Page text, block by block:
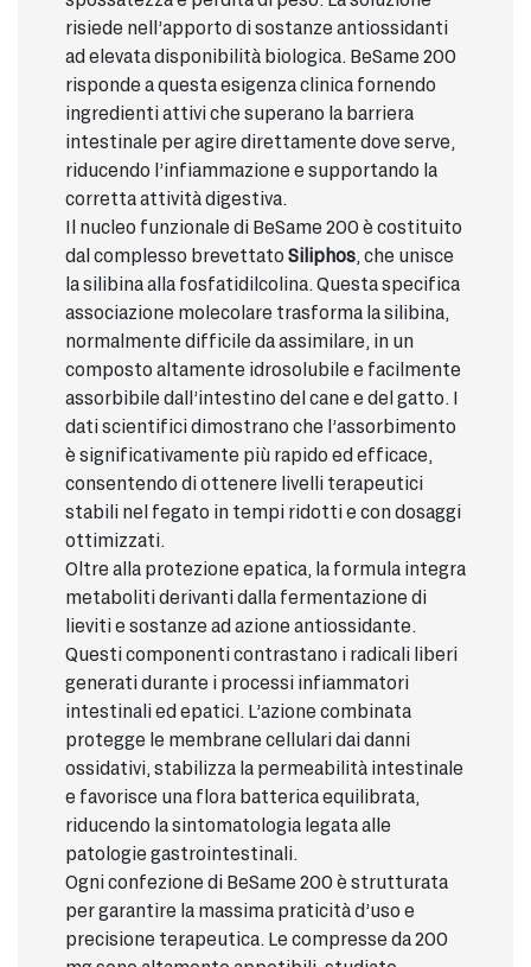
risiede nell’apporto di sostanze antiossidanti
ad elevata disponibilità biologica. BeSame 200
risponde a questa esigenza clinica fornendo
ingredienti attivi che superano la barriera
intestinale per agire direttamente dove serve,
riducendo l’infiammazione e supportando la
corretta attività digestiva.
Il nucleo funzionale di BeSame 200 è costituito
dal complesso brevettato Siliphos, che unisce
la silibina alla fosfatidilcolina. Questa specifica
associazione molecolare trasforma la silibina,
normalmente difficile da assimilare, in un
composto altamente idrosolubile e facilmente
assorbibile dall’intestino del cane e del gatto. I
dati scientifici dimostrano che l’assorbimento
è significativamente più rapido ed efficace,
consentendo di ottenere livelli terapeutici
stabili nel fegato in tempi ridotti e con dosaggi
ottimizzati.
Oltre alla protezione epatica, la formula integra
metaboliti derivanti dalla fermentazione di
lieviti e sostanze ad azione antiossidante.
Questi componenti contrastano i radicali liberi
generati durante i processi infiammatori
intestinali ed epatici. L’azione combinata
protegge le membrane cellulari dai danni
ossidativi, stabilizza la permeabilità intestinale
e favorisce una flora batterica equilibrata,
riducendo la sintomatologia legata alle
patologie gastrointestinali.
Ogni confezione di BeSame 200 è strutturata
per garantire la massima praticità d’uso e
precisione terapeutica. Le compresse da 200